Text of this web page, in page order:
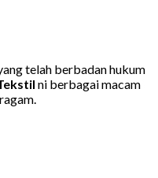
telah berbadan hukum
ni berbagai macam